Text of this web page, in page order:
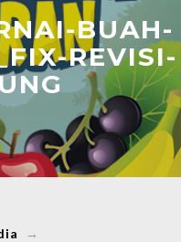
BUAH-
REVISI-
→